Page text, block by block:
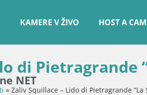
KAMERE V ŽIVO HOST A CAM
di Pietragrande
NET
» Zaliv Squillace – Lido di Pietragrande “La